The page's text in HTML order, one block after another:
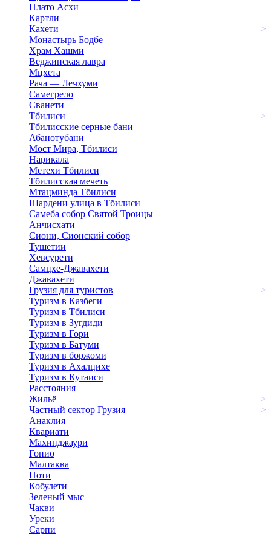
Плато Асхи
Картли
Кахети
>
Монастырь Бодбе
Храм Хашми
Веджинская лавра
Мцхета
Рача — Лечхуми
Самегрело
Сванети
Тбилиси
>
Тбилисские серные бани
Абанотубани
Мост Мира, Тбилиси
Нарикала
Метехи Тбилиси
Тбилисская мечеть
Мтацминда Тбилиси
Шардени улица в Тбилиси
Самеба собор Святой Троицы
Анчисхати
Сиони, Сионский собор
Тушетии
Хевсурети
Самцхе-Джавахети
Джавахети
Грузия для туристов
>
Туризм в Казбеги
Туризм в Тбилиси
Туризм в Зугдиди
Туризм в Гори
Туризм в Батуми
Туризм в боржоми
Туризм в Ахалцихе
Туризм в Кутаиси
Расстояния
Жильё
>
Частный сектор Грузия
>
Анаклия
Квариати
Махинджаури
Гонио
Малтаква
Поти
Кобулети
Зеленый мыс
Чакви
Уреки
Сарпи